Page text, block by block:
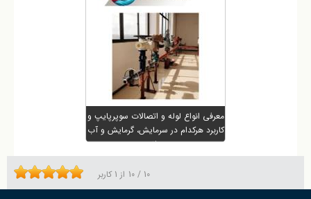
معرفی انواع لوله و اتصالات سوپرپایپ و
کاربرد هرکدام در سرمایش، گرمایش و آب
رسانی
10 / 10 از 1 کاربر